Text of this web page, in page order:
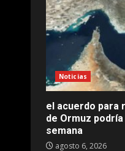
Noticias
el acuerdo para
de Ormuz
semana
agosto 6, 2026